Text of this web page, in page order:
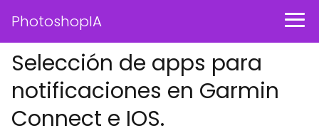
PhotoshopIA
Selección de apps para
notificaciones en Garmin
Connect e IOS.